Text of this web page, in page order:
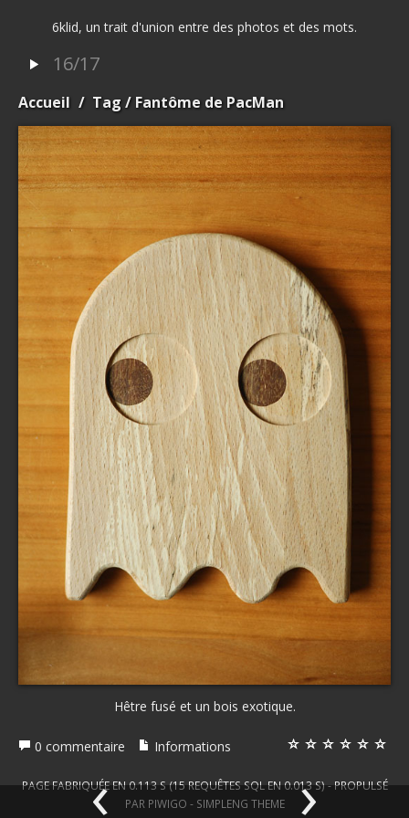
6klid, un trait d'union entre des photos et des mots.
16/17
Accueil / Tag / Fantôme de PacMan
‹ ›
Hêtre fusé et un bois exotique.
0 commentaire Informations
PAGE FABRIQUÉE EN 0.113 S (15 REQUÊTES SQL EN 0.013 S) - PROPULSÉ
PAR PIWIGO - SIMPLENG THEME